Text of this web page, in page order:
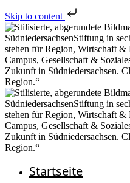
Skip to content
Startseite